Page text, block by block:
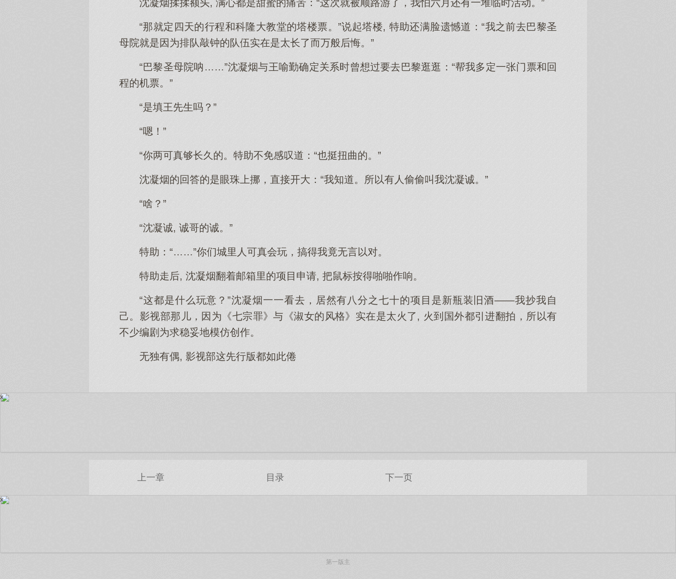
沈凝烟揉揉额头, 满心都是甜蜜的痛苦：“这次就被顺路游了，我怕六月还有一堆临时活动。”
“那就定四天的行程和科隆大教堂的塔楼票。”说起塔楼, 特助还满脸遗憾道：“我之前去巴黎圣
母院就是因为排队敲钟的队伍实在是太长了而万般后悔。”
“巴黎圣母院呐……”沈凝烟与王喻勤确定关系时曾想过要去巴黎逛逛：“帮我多定一张门票和回
程的机票。”
“是填王先生吗？”
“嗯！”
“你两可真够长久的。特助不免感叹道：“也挺扭曲的。”
沈凝烟的回答的是眼珠上挪，直接开大：“我知道。所以有人偷偷叫我沈凝诚。”
“啥？”
“沈凝诚, 诚哥的诚。”
特助：“……”你们城里人可真会玩，搞得我竟无言以对。
特助走后, 沈凝烟翻着邮箱里的项目申请, 把鼠标按得啪啪作响。
“这都是什么玩意？”沈凝烟一一看去，居然有八分之七十的项目是新瓶装旧酒——我抄我自
己。影视部那儿，因为《七宗罪》与《淑女的风格》实在是太火了, 火到国外都引进翻拍，所以有
不少编剧为求稳妥地模仿创作。
无独有偶, 影视部这先行版都如此倦
x
上一章 目录 下一页
x
第一版主